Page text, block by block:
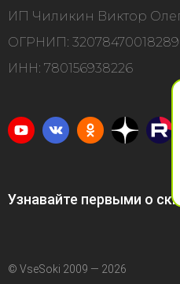
ИП Чиликин Виктор
ОГРНИП:
ИНН: 780156938226
Узнавайте первыми о
© VseSoki 2009 — 2026